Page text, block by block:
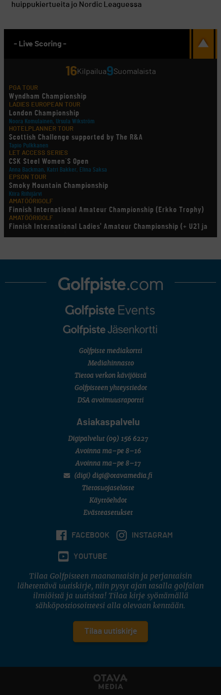
huippukiertueita jo Nordic Leaguessa
- Live Scoring -
16Kilpailua9Suomalaista
PGA TOUR
Wyndham Championship
LADIES EUROPEAN TOUR
London Championship
Noora Komulainen, Ursula Wikström
HOTELPLANNER TOUR
Scottish Challenge supported by The R&A
Tapio Pulkkanen
LET ACCESS SERIES
CSK Steel Women´S Open
Anna Backman, Katri Bakker, Elina Saksa
EPSON TOUR
Smoky Mountain Championship
Kiira Riihijärvi
AMATÖÖRIGOLF
Finnish International Amateur Championship (Erkko Trophy)
AMATÖÖRIGOLF
Finnish International Ladies' Amateur Championship (+ U21 ja
U18/FJT/Aulanko)
LEGENDS TOUR
U.S. Women's Amateur Championship
English Boys' (U14) Open Amateur Stroke Play Championship
Eeli Krankka, Lionel Mutikainen
Kivitippu Classic Invitational 2026
SM-reikäpeli (M50/Kymen Golf)
7 (U18 ja U21/pojat/Tahko)
Golfpiste mediakortti
Mediahinnasto
Tietoa verkon kävijöistä
Golfpisteen yhteystiedot
DSA avoimuusraportti
Asiakaspalvelu
Digipalvelut (09) 156 6227
Avoinna ma–pe 8–16
Avoinna ma–pe 8–17
(digi) digi@otavamedia.fi
Tietosuojaseloste
Käyttöehdot
Evästeasetukset
FACEBOOK INSTAGRAM
YOUTUBE
Tilaa Golfpisteen maanantaisin ja perjantaisin
lähetettävä uutiskirje, niin pysyt ajan tasalla golfalan
ilmiöistä ja uutisista! Tilaa kirje syöttämällä
sähköpostiosoitteesi alla olevaan kenttään.
Tilaa uutiskirje